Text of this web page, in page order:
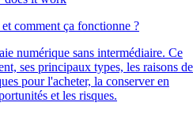
comment ça fonctionne ?
numérique sans intermédiaire. Ce
ses principaux types, les raisons de
pour l'acheter, la conserver en
et les risques.